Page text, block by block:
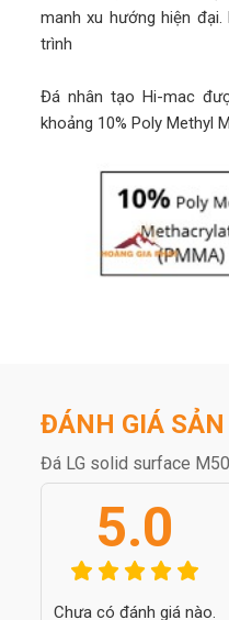
manh xu hướng hiện
trình
Đá nhân tạo Hi-mac
khoảng 10% Poly Methyl
So sánh đá Hi-Mac với
ĐÁNH GIÁ
Đá LG solid surface
5.0
Chưa có đánh giá nào.